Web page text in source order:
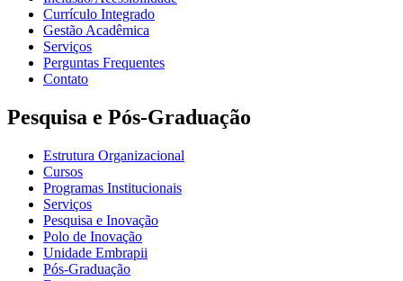
Currículo Integrado
Gestão Acadêmica
Serviços
Perguntas Frequentes
Contato
Pesquisa e Pós-Graduação
Estrutura Organizacional
Cursos
Programas Institucionais
Serviços
Pesquisa e Inovação
Polo de Inovação
Unidade Embrapii
Pós-Graduação